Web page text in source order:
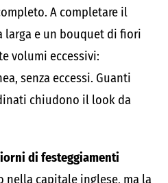
A completare il
e un bouquet di fiori
volumi eccessivi:
senza eccessi. Guanti
chiudono il look da
di festeggiamenti
nella capitale inglese, ma la